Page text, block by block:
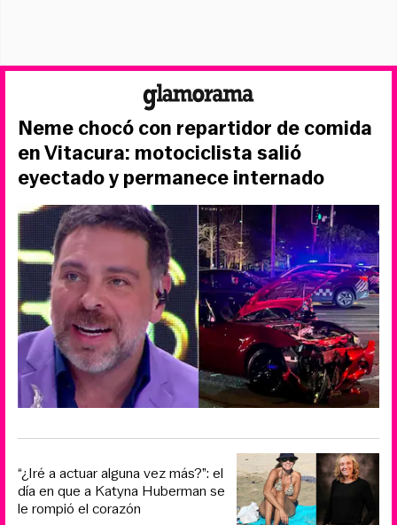
Neme chocó con repartidor de comida
en Vitacura: motociclista salió
eyectado y permanece internado
“¿Iré a actuar alguna vez más?”: el
día en que a Katyna Huberman se
le rompió el corazón